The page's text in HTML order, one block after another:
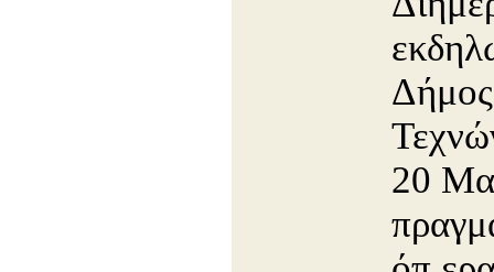
20